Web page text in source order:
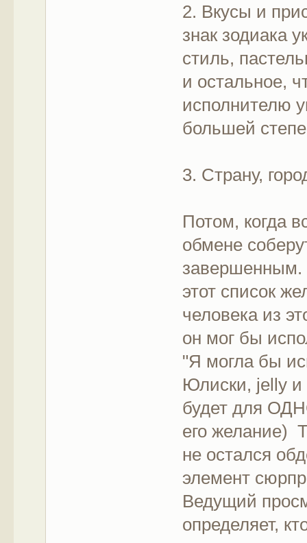
2. Вкусы и
знак зодиака
стиль,
и остальное,
исполнителю
большей
3. Страну,
Потом, когда
обмене
завершенным.
этот список
человека из
он мог бы
"Я могла бы
Юлиски, jelly и
будет для
его желание)
не остался
элемент
Ведущий
определяет,